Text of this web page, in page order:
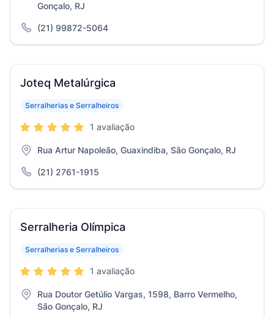
Gonçalo, RJ
(21) 99872-5064
Joteq Metalúrgica
Serralherias e Serralheiros
1 avaliação
Rua Artur Napoleão, Guaxindiba, São Gonçalo, RJ
(21) 2761-1915
Serralheria Olímpica
Serralherias e Serralheiros
1 avaliação
Rua Doutor Getúlio Vargas, 1598, Barro Vermelho,
São Gonçalo, RJ